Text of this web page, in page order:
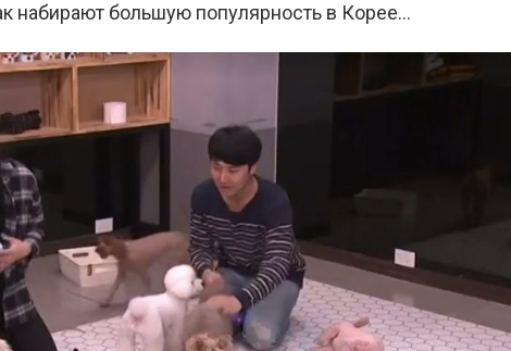
набирают большую популярность в Корее…